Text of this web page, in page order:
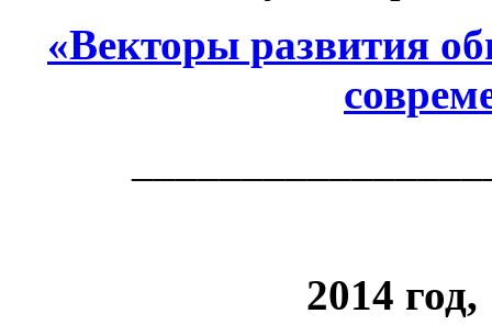
«Векторы развития
2014